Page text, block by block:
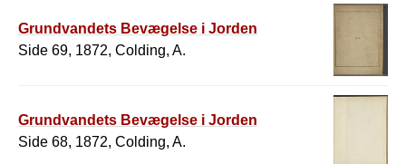
Grundvandets Bevægelse i Jorden
Side 69, 1872, Colding, A.
Grundvandets Bevægelse i Jorden
Side 68, 1872, Colding, A.